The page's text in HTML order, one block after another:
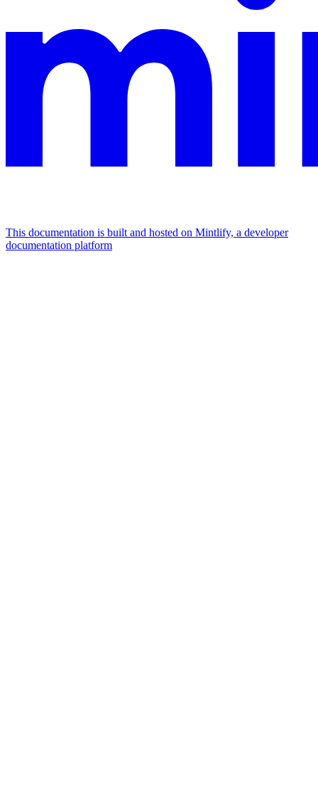
This documentation is built and hosted on Mintlify, a developer
documentation platform